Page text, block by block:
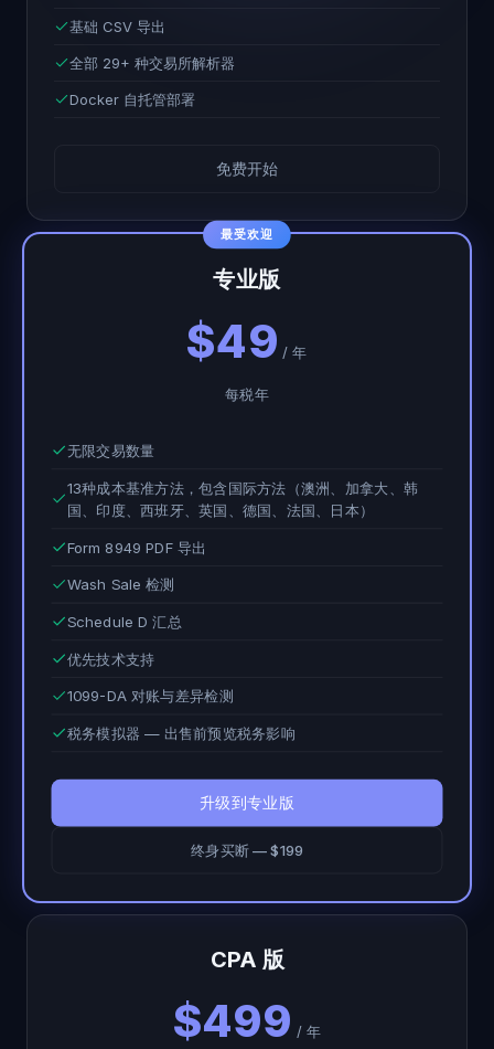
基础 CSV 导出
全部 29+ 种交易所解析器
Docker 自托管部署
免费开始
最受欢迎
专业版
$49 / 年
每税年
无限交易数量
13种成本基准方法，包含国际方法（澳洲、加拿大、韩
国、印度、西班牙、英国、德国、法国、日本）
Form 8949 PDF 导出
Wash Sale 检测
Schedule D 汇总
优先技术支持
1099-DA 对账与差异检测
税务模拟器 — 出售前预览税务影响
升级到专业版
终身买断 — $199
CPA 版
$499 / 年